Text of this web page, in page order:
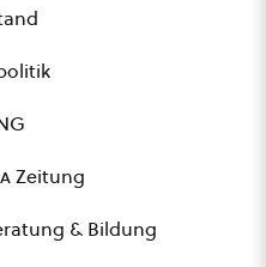
Zeitung
& Bildung